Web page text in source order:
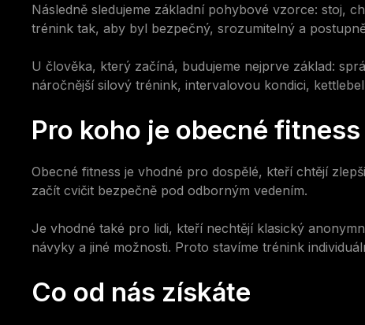
Následně sledujeme základní pohybové vzorce: stoj,
trénink tak, aby byl bezpečný, srozumitelný a
U člověka, který začíná, budujeme nejprve základ:
náročnější silový trénink, intervalovou kondici,
Pro koho je obecné
Obecné fitness je vhodné pro dospělé, kteří chtějí
začít cvičit bezpečně pod odborným vedením.
Je vhodné také pro lidi, kteří nechtějí klasický
návyky a jiné možnosti. Proto stavíme trénink
Co od nás získáte